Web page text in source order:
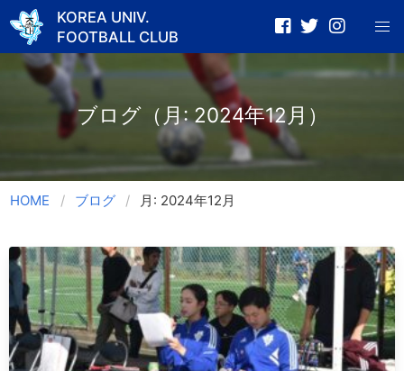
Skip
KOREA UNIV.
FOOTBALL CLUB
ブログ（月:2024年12月 ）
HOME ブログ 月: 2024年12月